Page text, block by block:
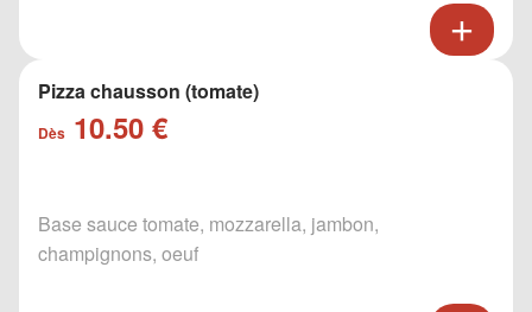
Pizza chausson (tomate)
Dès 10.50 €
Base sauce tomate, mozzarella, jambon,
champignons, oeuf